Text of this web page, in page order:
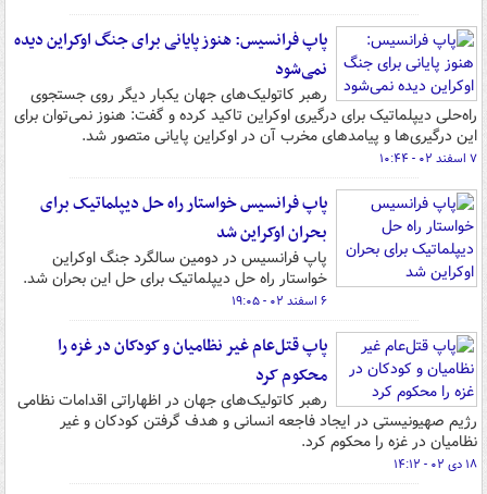
پاپ فرانسیس: هنوز پایانی برای جنگ اوکراین دیده
نمی‌شود
رهبر کاتولیک‌های جهان یکبار دیگر روی جستجوی
راه‌حلی دیپلماتیک برای درگیری اوکراین تاکید کرده و گفت: هنوز نمی‌توان برای
این درگیری‌ها و پیامدهای مخرب آن در اوکراین پایانی متصور شد.
۷ اسفند ۰۲ - ۱۰:۴۴
پاپ فرانسیس خواستار راه حل دیپلماتیک برای
بحران اوکراین شد
پاپ فرانسیس در دومین سالگرد جنگ اوکراین
خواستار راه حل دیپلماتیک برای حل این بحران شد.
۶ اسفند ۰۲ - ۱۹:۰۵
پاپ قتل‌عام غیر نظامیان و کودکان در غزه را
محکوم کرد
رهبر کاتولیک‌های جهان در اظهاراتی اقدامات نظامی
رژیم صهیونیستی در ایجاد فاجعه انسانی و هدف گرفتن کودکان و غیر
نظامیان در غزه را محکوم کرد.
۱۸ دی ۰۲ - ۱۴:۱۲